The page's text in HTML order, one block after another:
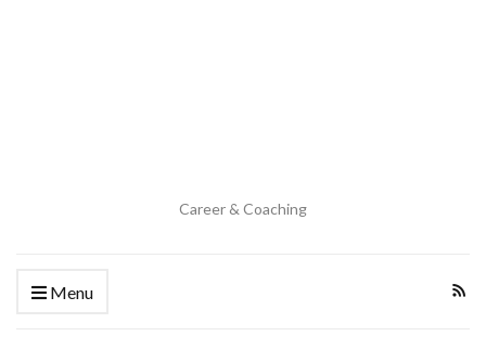
Career & Coaching
Menu